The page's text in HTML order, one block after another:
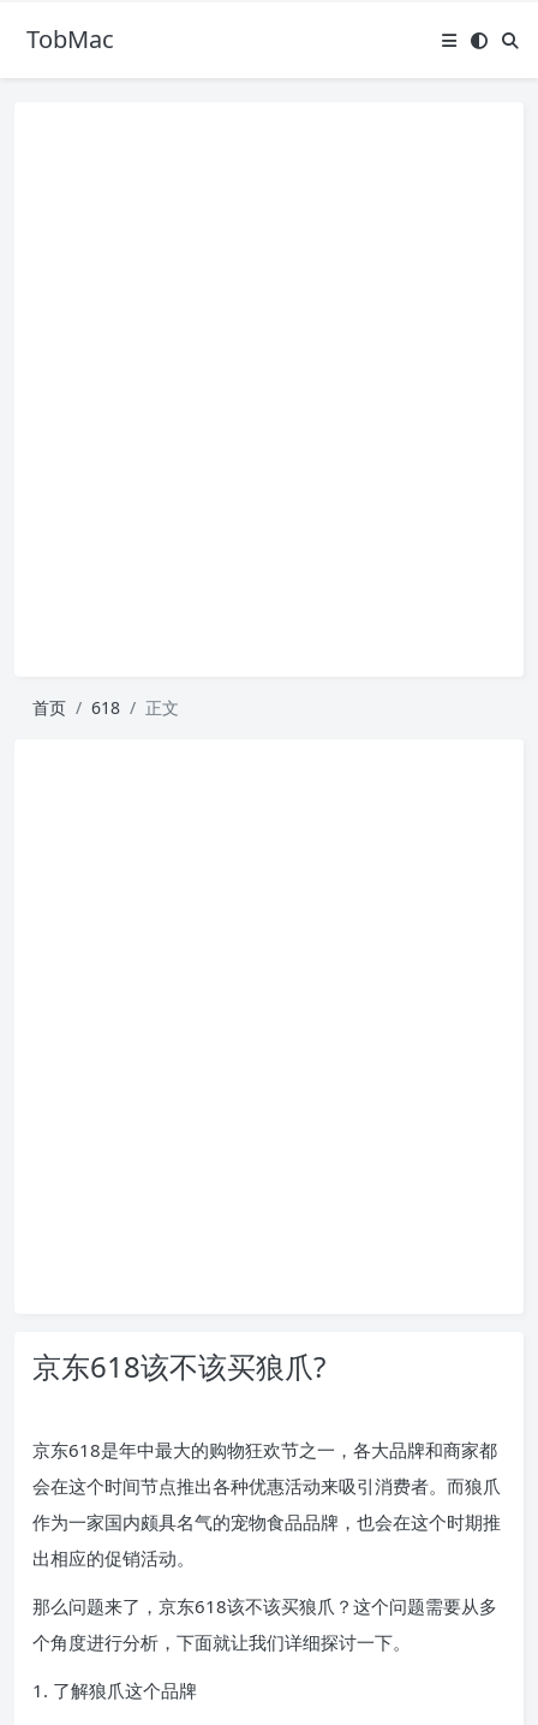
TobMac
首页 618 正文
京东618该不该买狼爪?
京东618是年中最大的购物狂欢节之一，各大品牌和商家都
会在这个时间节点推出各种优惠活动来吸引消费者。而狼爪
作为一家国内颇具名气的宠物食品品牌，也会在这个时期推
出相应的促销活动。
那么问题来了，京东618该不该买狼爪？这个问题需要从多
个角度进行分析，下面就让我们详细探讨一下。
1. 了解狼爪这个品牌